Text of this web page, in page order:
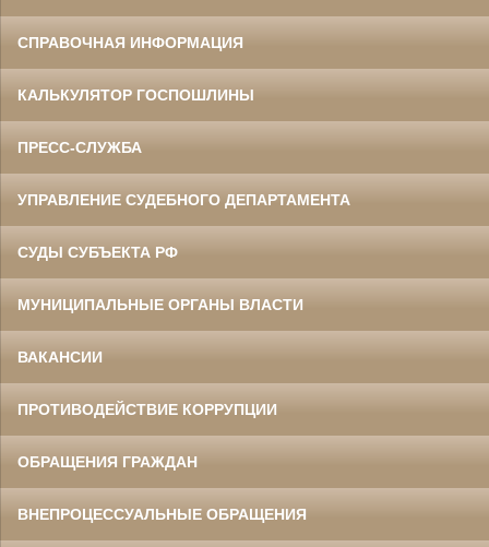
СПРАВОЧНАЯ ИНФОРМАЦИЯ
КАЛЬКУЛЯТОР ГОСПОШЛИНЫ
ПРЕСС-СЛУЖБА
УПРАВЛЕНИЕ СУДЕБНОГО ДЕПАРТАМЕНТА
СУДЫ СУБЪЕКТА РФ
МУНИЦИПАЛЬНЫЕ ОРГАНЫ ВЛАСТИ
ВАКАНСИИ
ПРОТИВОДЕЙСТВИЕ КОРРУПЦИИ
ОБРАЩЕНИЯ ГРАЖДАН
ВНЕПРОЦЕССУАЛЬНЫЕ ОБРАЩЕНИЯ